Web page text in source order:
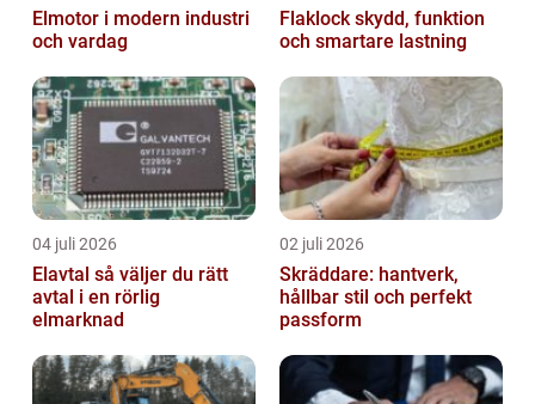
Elmotor i modern industri
och vardag
Flaklock skydd, funktion
och smartare lastning
04 juli 2026
Elavtal så väljer du rätt
avtal i en rörlig
elmarknad
02 juli 2026
Skräddare: hantverk,
hållbar stil och perfekt
passform